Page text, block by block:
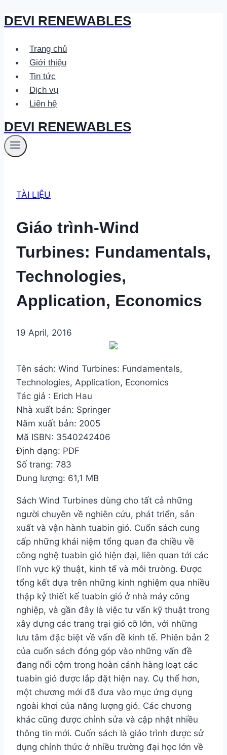
Skip
content
DEVI RENEWABLES
Trang chủ
Giới thiệu
Tin tức
Dịch vụ
Liên hệ
DEVI RENEWABLES
TÀI LIỆU
Giáo trình-Wind
Turbines: Fundamentals,
Technologies,
Application, Economics
19 April, 2016
Tên sách: Wind Turbines: Fundamentals,
Technologies, Application, Economics
Tác giả : Erich Hau
Nhà xuất bản: Springer
Năm xuất bản: 2005
Mã ISBN: 3540242406
Định dạng: PDF
Số trang: 783
Dung lượng: 61,1 MB
Sách Wind Turbines dùng cho tất cả những
người chuyên về nghiên cứu, phát triển, sản
xuất và vận hành tuabin gió. Cuốn sách cung
cấp những khái niệm tổng quan đa chiều về
công nghệ tuabin gió hiện đại, liên quan tới các
lĩnh vực kỹ thuật, kinh tế và môi trường. Được
tổng kết dựa trên những kinh nghiệm qua nhiều
thập kỷ thiết kế tuabin gió ở nhà máy công
nghiệp, và gần đây là việc tư vấn kỹ thuật trong
xây dựng các trang trại gió cỡ lớn, với những
lưu tâm đặc biệt về vấn đề kinh tế. Phiên bản 2
của cuốn sách đóng góp vào những vấn đề
đang nổi cộm trong hoàn cảnh hàng loạt các
tuabin gió được lắp đặt hiện nay. Cụ thể hơn,
một chương mới đã đưa vào mục ứng dụng
ngoài khơi của năng lượng gió. Các chương
khác cũng được chỉnh sửa và cập nhật nhiều
thông tin mới. Cuốn sách là giáo trình được sử
dụng chính thức ở nhiều trường đại học lớn về